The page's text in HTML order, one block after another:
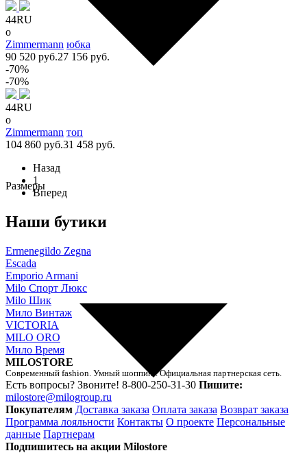
Размеры
44RU
o
Zimmermann юбка
90 520 руб.27 156 руб.
-70%
-70%
44RU
o
Zimmermann топ
104 860 руб.31 458 руб.
Назад
1
Вперед
Наши бутики
Ermenegildo Zegna
Escada
Emporio Armani
Milo Спорт Люкс
Milo Шик
Мило Винтаж
VICTORIA
MILO ORO
Мило Время
MILOSTORE
Современный fashion. Умный шоппинг. Официальная партнерская сеть.
Есть вопросы? Звоните! 8-800-250-31-30 Пишите:
milostore@milogroup.ru
Покупателям Доставка заказа Оплата заказа Возврат заказа
Программа лояльности Контакты О проекте Персональные
данные Партнерам
Подпишитесь на акции Milostore